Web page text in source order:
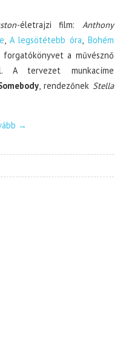
-életrajzi film: Anthony
,A legsötétebb óra, Bohém
a művésznő
A tervezet munkacíme
, rendezőnek Stella
→